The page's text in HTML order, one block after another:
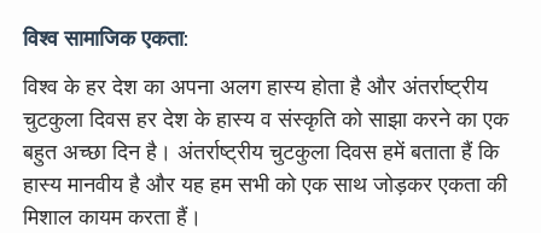
विश्व सामाजिक एकता:
विश्व के हर देश का अपना अलग हास्य होता है और अंतर्राष्ट्रीय
चुटकुला दिवस हर देश के हास्य व संस्कृति को साझा करने का एक
बहुत अच्छा दिन है। अंतर्राष्ट्रीय चुटकुला दिवस हमें बताता हैं कि
हास्य मानवीय है और यह हम सभी को एक साथ जोड़कर एकता की
मिशाल कायम करता हैं।